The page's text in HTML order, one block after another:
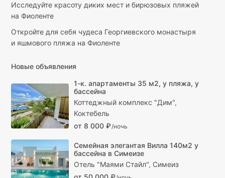
Исследуйте красоту диких мест и бирюзовых пляжей
на Фиоленте
Откройте для себя чудеса Георгиевского монастыря
и яшмового пляжа на Фиоленте
Новые объявления
1-к. апартаменты 35 м2, у пляжа, у
бассейна
Коттеджный комплекс "Дим",
Коктебель
от 8 000 ₽/ночь
Семейная элегантая Вилла 140м2 у
бассейна в Симеизе
Отель "Маями Стайл", Симеиз